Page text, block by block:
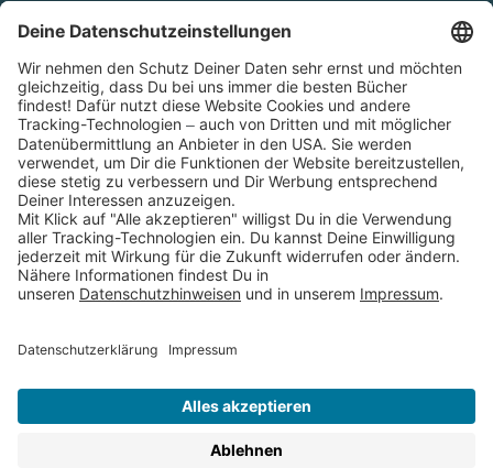
Partnerprogramm (Affiliate)
Folge uns auf
* Versandkostenfrei ab 9,00 € Bestellwert innerhalb
Deutschlands
** Lieferzeit 1-3 Werktage innerhalb Deutschlands
Thienemann-Esslinger Verlag GmbH, Blumenstraße 36, D-70182